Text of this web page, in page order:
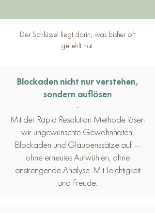
Der Schlüssel liegt darin, was bisher oft
gefehlt hat:
Blockaden nicht nur verstehen,
sondern auflösen
-
Mit der Rapid Resolution Methode lösen
wir ungewünschte Gewohnheiten,
Blockaden und Glaubenssätze auf —
ohne erneutes Aufwühlen, ohne
anstrengende Analyse. Mit Leichtigkeit
und Freude.